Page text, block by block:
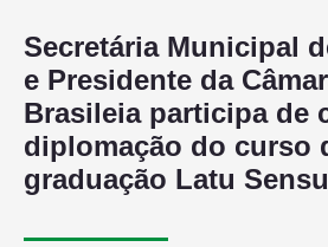
Secretária Municipal
e Presidente da
Brasileia participa de
diplomação do curso
graduação Latu Sensu